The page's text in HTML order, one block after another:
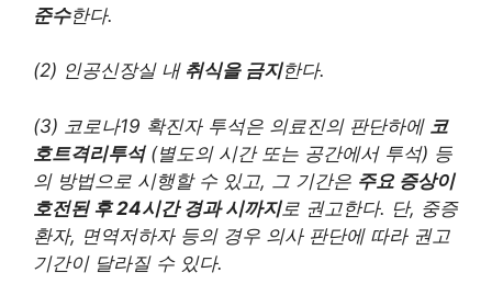
준수한다.
(2) 인공신장실 내취식을 금지한다.
(3) 코로나19 확진자 투석은 의료진의 판단하에 코
호트격리투석(별도의 시간 또는 공간에서 투석) 등
의 방법으로 시행할 수 있고, 그 기간은 주요 증상이
호전된 후 24시간 경과 시까지로 권고한다. 단, 중증
환자, 면역저하자 등의 경우 의사 판단에 따라 권고
기간이 달라질 수 있다.